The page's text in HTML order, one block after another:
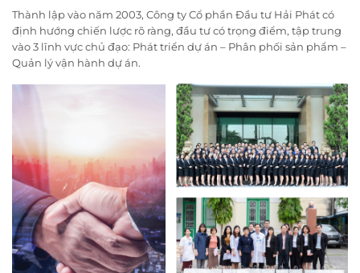
Thành lập vào năm 2003, Công ty Cổ phần Đầu tư Hải Phát có
định hướng chiến lược rõ ràng, đầu tư có trọng điểm, tập trung
vào 3 lĩnh vực chủ đạo: Phát triển dự án – Phân phối sản phẩm –
Quản lý vận hành dự án.